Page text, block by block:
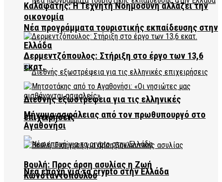
Νέα προγράμματα τουριστικής εκπαίδευσης στην
Ελλάδα
Διεθνής εξωστρέφεια για τις ελληνικές
επιχειρήσεις
Νέα εποχή για τα crypto στην Ελλάδα
Καλαφάτης: Η Τεχνητή Νοημοσύνη αλλάζει την
οικονομία
Δερμεντζόπουλος: Στήριξη στο έργο των 13,6
εκατ.
Μήνυμα ασφάλειας από τον πρωθυπουργό στο
Αγαθονήσι
Βουλή: Προς άρση ασυλίας η Ζωή
Κωνσταντοπούλου